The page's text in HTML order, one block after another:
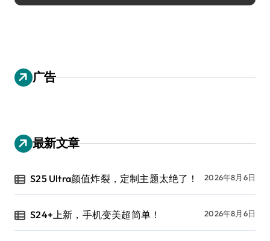
广告
最新文章
S25 Ultra颜值炸裂，定制主题太绝了！ 2026年8月6日
S24+上新，手机变美超简单！ 2026年8月6日